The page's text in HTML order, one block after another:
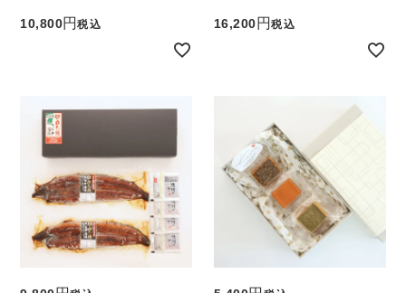
10,800 税込 16,200 税込